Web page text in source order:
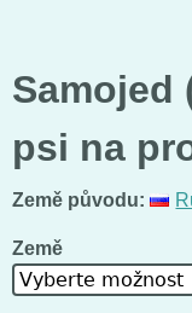
Samojed
psi na
Země původu:
Země
Vyberte možnost